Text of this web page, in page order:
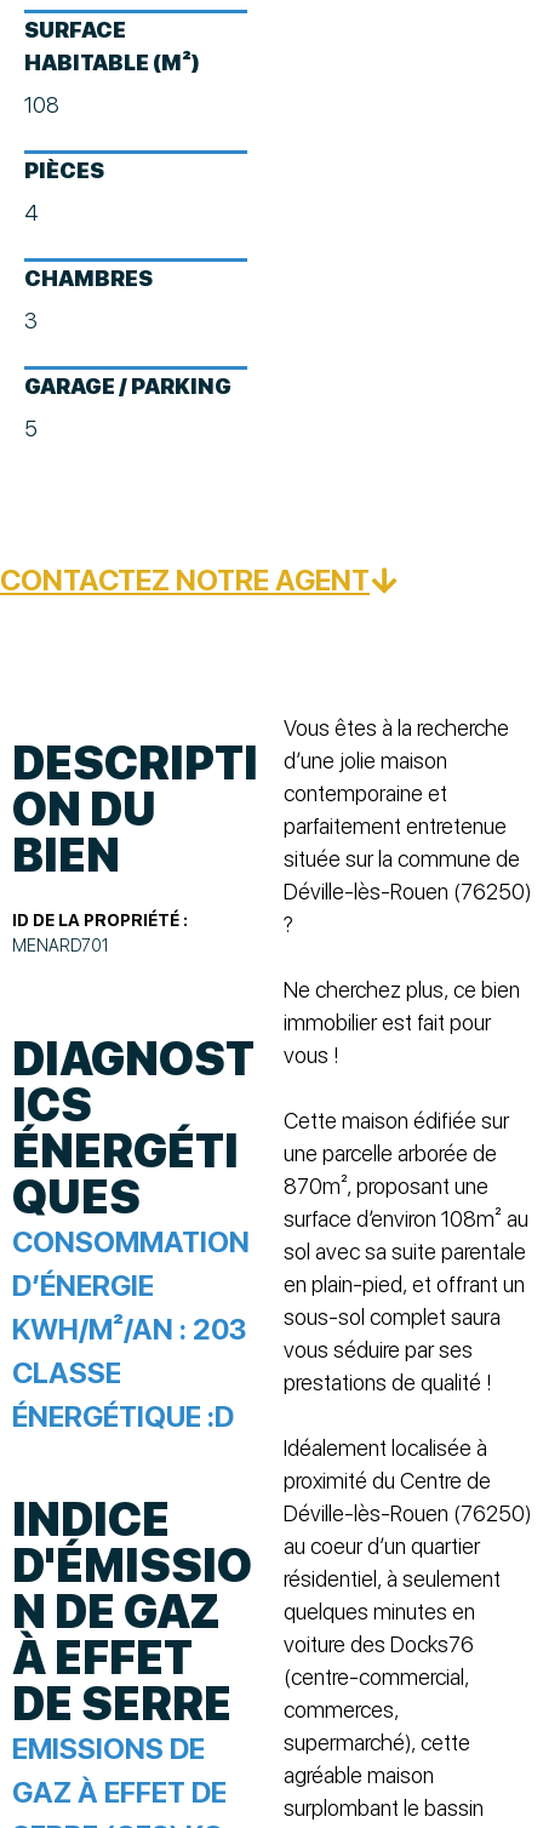
SURFACE
HABITABLE (M²)
108
PIÈCES
4
CHAMBRES
3
GARAGE / PARKING
5
CONTACTEZ NOTRE AGENT
DESCRIPTI
ON DU
BIEN
ID DE LA PROPRIÉTÉ :
MENARD701
DIAGNOST
ICS
ÉNERGÉTI
QUES
CONSOMMATION
D’ÉNERGIE
KWH/M²/AN : 203
CLASSE
ÉNERGÉTIQUE :D
INDICE
D'ÉMISSIO
N DE GAZ
À EFFET
DE SERRE
EMISSIONS DE
GAZ À EFFET DE
Vous êtes à la recherche
d’une jolie maison
contemporaine et
parfaitement entretenue
située sur la commune de
Déville-lès-Rouen (76250)
?
Ne cherchez plus, ce bien
immobilier est fait pour
vous !
Cette maison édifiée sur
une parcelle arborée de
870m², proposant une
surface d’environ 108m² au
sol avec sa suite parentale
en plain-pied, et offrant un
sous-sol complet saura
vous séduire par ses
prestations de qualité !
Idéalement localisée à
proximité du Centre de
Déville-lès-Rouen (76250)
au coeur d’un quartier
résidentiel, à seulement
quelques minutes en
voiture des Docks76
(centre-commercial,
commerces,
supermarché), cette
agréable maison
surplombant le bassin